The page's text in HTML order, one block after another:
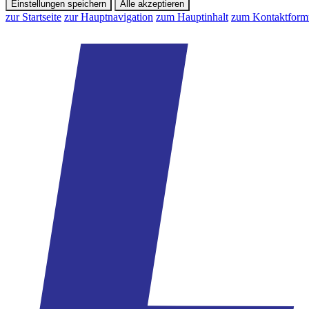
Einstellungen speichern Alle akzeptieren
zur Startseite zur Hauptnavigation zum Hauptinhalt zum